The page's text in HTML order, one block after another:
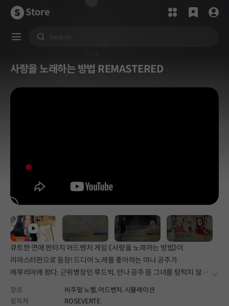
Store
사랑을 노래하는 방법 REMASTERED
큐트한 연애 판타지 어드벤처 게임 《사랑을 노래하는 방법》이
리마스터판으로 등장! 드디어 노래를 좋아하는 먀나 공주가
에루리아에 왔다. 근위병장인 루드빅, 안나 공주 등 그녀를 탐탁지 않게 더보
장르 비주얼 노벨,어드벤처, 시뮬레이션
창작자
ROSEVERTE